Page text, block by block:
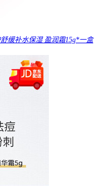
缓补水保湿 盈润霜15g*一盒